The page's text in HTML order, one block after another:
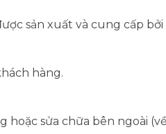
sản xuất và cung cấp
hàng.
sửa chữa bên ngoài